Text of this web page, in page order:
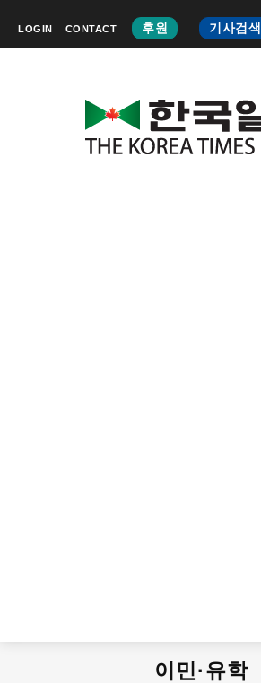
LOGIN CONTACT 후원 기사검색
이민·유학